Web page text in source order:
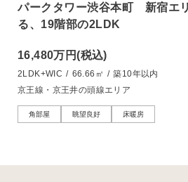
パークタワー渋谷本町 新宿エ
る、19階部の2LDK
16,480万円(税込)
2LDK+WIC / 66.66㎡ / 築10年以内
京王線・京王井の頭線エリア
角部屋 眺望良好 床暖房